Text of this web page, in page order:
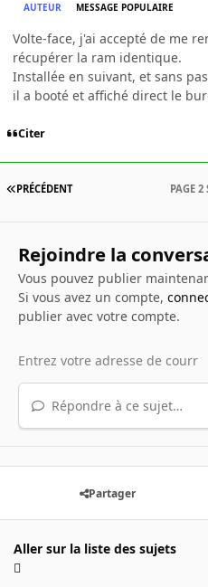
AUTEUR MESSAGE POPULAIRE
Volte-face, j'ai accepté de me
récupérer la ram identique.
Installée en suivant, et sans
il a booté et affiché direct le
Citer
PRÉCÉDENT PAGE 2
Rejoindre la
Vous pouvez publier
Si vous avez un compte,
publier avec votre compte.
Répondre à ce sujet…
Partager
Aller sur la liste des sujets